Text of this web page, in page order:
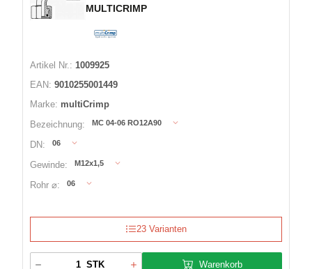
MULTICRIMP
Artikel Nr.: 1009925
EAN: 9010255001449
Marke: multiCrimp
Bezeichnung:
MC 04-06 RO12A90
DN: 06
Gewinde: M12x1,5
Rohr ⌀: 06
23 Varianten
STK Warenkorb